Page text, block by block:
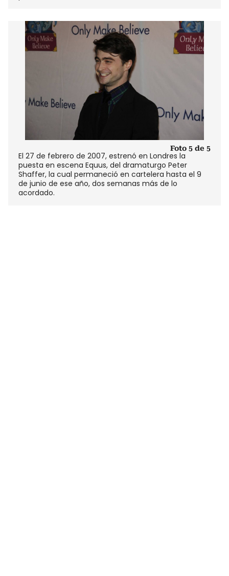
El 27 de febrero de 2007, estrenó en Londres la
puesta en escena Equus, del dramaturgo Peter
Shaffer, la cual permaneció en cartelera hasta el 9
de junio de ese año, dos semanas más de lo
acordado.
Foto 5 de 5